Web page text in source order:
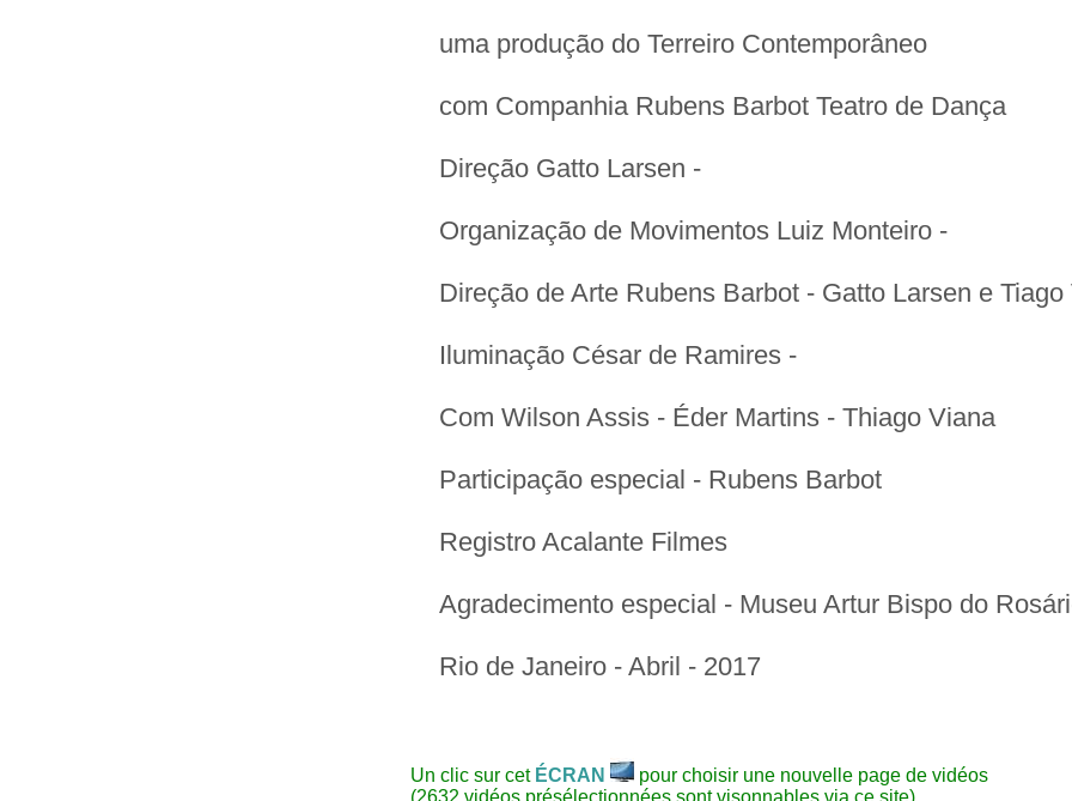
uma produção do Terreiro Contemporâneo
com Companhia Rubens Barbot Teatro de Dança
Direção Gatto Larsen -
Organização de Movimentos Luiz Monteiro -
Direção de Arte Rubens Barbot - Gatto Larsen e Tiago
Iluminação César de Ramires -
Com Wilson Assis - Éder Martins - Thiago Viana
Participação especial - Rubens Barbot
Registro Acalante Filmes
Agradecimento especial - Museu Artur Bispo do
Rio de Janeiro - Abril - 2017
Un clic sur cet ÉCRAN
pour choisir une nouvelle page de vidéos